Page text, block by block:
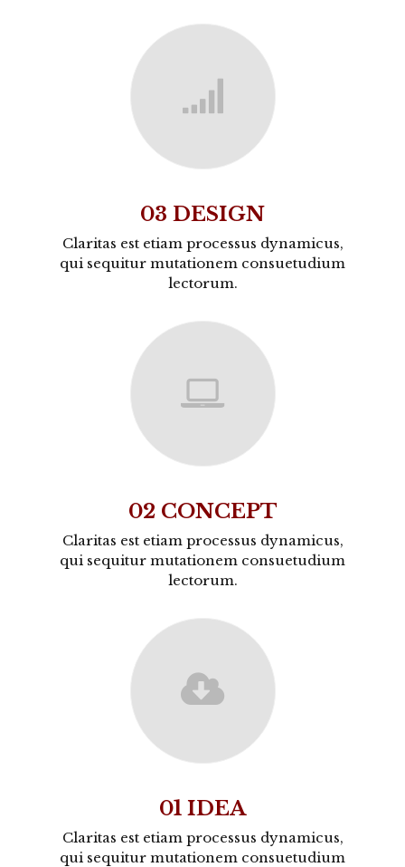
03 DESIGN
Claritas est etiam processus dynamicus,
qui sequitur mutationem consuetudium
lectorum.
02 CONCEPT
Claritas est etiam processus dynamicus,
qui sequitur mutationem consuetudium
lectorum.
01 IDEA
Claritas est etiam processus dynamicus,
qui sequitur mutationem consuetudium